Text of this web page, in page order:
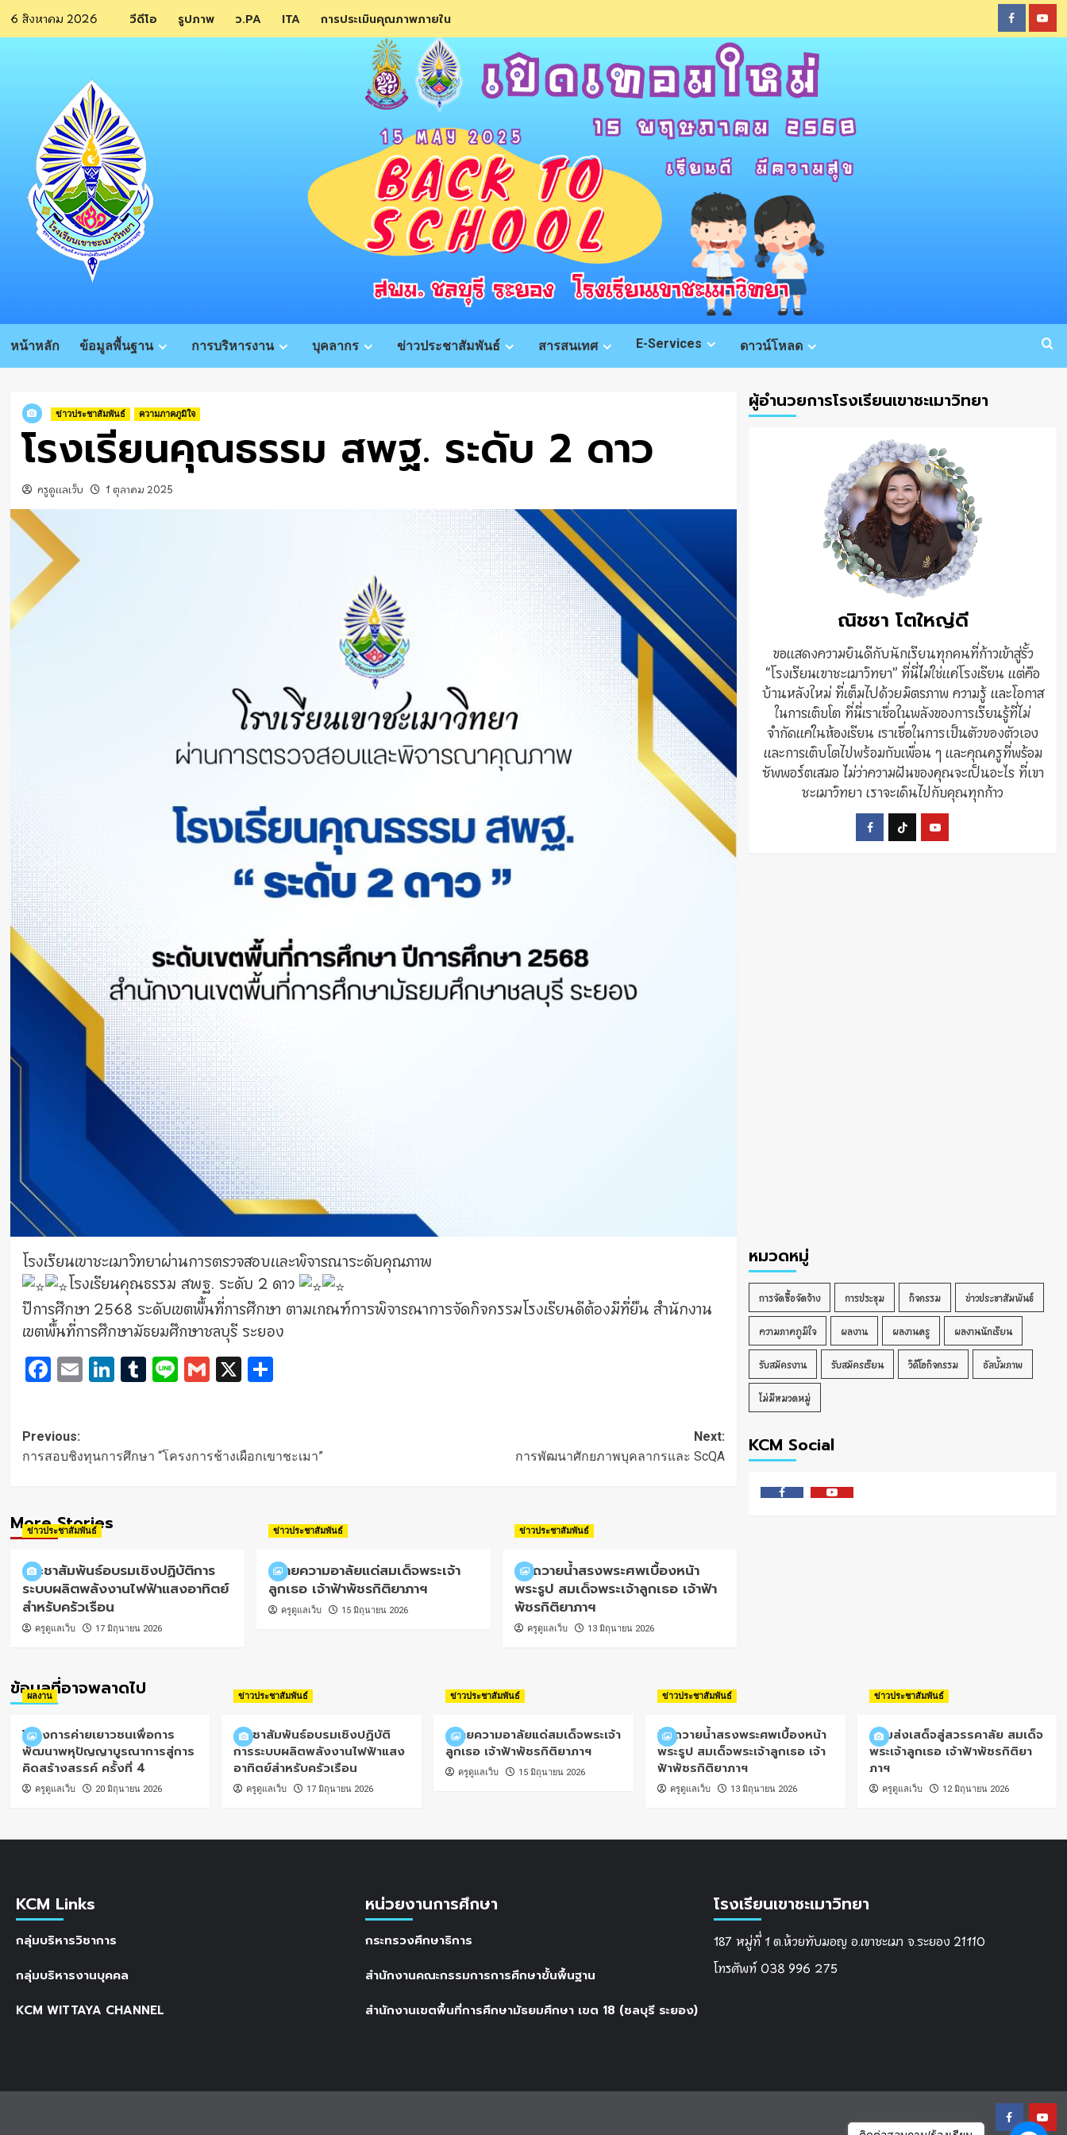
Skip
6 สิงหาคม 2026 วีดีโอ รูปภาพ ว.PA ITA การประเมินคุณภาพภายใน
หน้าหลัก ข้อมูลพื้นฐาน การบริหารงาน บุคลากร ข่าวประชาสัมพันธ์ สารสนเทศ E-Services ดาวน์โหลด
ข่าวประชาสัมพันธ์ ความภาคภูมิใจ
โรงเรียนคุณธรรม สพฐ. ระดับ 2 ดาว
ครูดูแลเว็บ 1 ตุลาคม 2025
โรงเรียนเขาชะเมาวิทยาผ่านการตรวจสอบและพิจารณาระดับคุณภาพ
โรงเรียนคุณธรรม สพฐ. ระดับ 2 ดาว
ปีการศึกษา 2568 ระดับเขตพื้นที่การศึกษา ตามเกณฑ์การพิจารณาการจัดกิจกรรมโรงเรียนดีต้องมีที่ยืน สำนักงาน
เขตพื้นที่การศึกษามัธยมศึกษาชลบุรี ระยอง
Facebook
Email
LinkedIn
Tumblr
LineGmail
X Share
Post
navigation
Previous:
การสอบชิงทุนการศึกษา “โครงการช้างเผือกเขาชะเมา”
Next:
การพัฒนาศักยภาพบุคลากรและ ScQA
More Stories
ข่าวประชาสัมพันธ์
ประชาสัมพันธ์อบรมเชิงปฏิบัติการ
ระบบผลิตพลังงานไฟฟ้าแสงอาทิตย์
สำหรับครัวเรือน
ครูดูแลเว็บ 17 มิถุนายน 2026
ข่าวประชาสัมพันธ์
ถวายความอาลัยแด่สมเด็จพระเจ้า
ลูกเธอ เจ้าฟ้าพัชรกิติยาภาฯ
ครูดูแลเว็บ 15 มิถุนายน 2026
ข่าวประชาสัมพันธ์
พิธีถวายน้ำสรงพระศพเบื้องหน้า
พระรูป สมเด็จพระเจ้าลูกเธอ เจ้าฟ้า
พัชรกิติยาภาฯ
ครูดูแลเว็บ 13 มิถุนายน 2026
ผู้อำนวยการโรงเรียนเขาชะเมาวิทยา
ณิชชา โตใหญ่ดี
ขอแสดงความยินดีกับนักเรียนทุกคนที่ก้าวเข้าสู่รั้ว
“โรงเรียนเขาชะเมาวิทยา” ที่นี่ไม่ใช่แค่โรงเรียน แต่คือ
บ้านหลังใหม่ ที่เต็มไปด้วยมิตรภาพ ความรู้ และโอกาส
ในการเติบโต ที่นี่เราเชื่อในพลังของการเรียนรู้ที่ไม่
จำกัดแค่ในห้องเรียน เราเชื่อในการเป็นตัวของตัวเอง
และการเติบโตไปพร้อมกับเพื่อน ๆ และคุณครูที่พร้อม
ซัพพอร์ตเสมอ ไม่ว่าความฝันของคุณจะเป็นอะไร ที่เขา
ชะเมาวิทยา เราจะเดินไปกับคุณทุกก้าว
หมวดหมู่
การจัดซื้อจัดจ้าง การประชุม กิจกรรม ข่าวประชาสัมพันธ์
ความภาคภูมิใจ ผลงาน ผลงานครู ผลงานนักเรียน
รับสมัครงาน รับสมัครเรียน วิดีโอกิจกรรม อัลบั้มภาพ
ไม่มีหมวดหมู่
KCM Social
FacebookYoutube
ข้อมูลที่อาจพลาดไป
ผลงาน
โครงการค่ายเยาวชนเพื่อการ
พัฒนาพหุปัญญาบูรณาการสู่การ
คิดสร้างสรรค์ ครั้งที่ 4
ครูดูแลเว็บ 20 มิถุนายน 2026
ข่าวประชาสัมพันธ์
ประชาสัมพันธ์อบรมเชิงปฏิบัติ
การระบบผลิตพลังงานไฟฟ้าแสง
อาทิตย์สำหรับครัวเรือน
ครูดูแลเว็บ 17 มิถุนายน 2026
ข่าวประชาสัมพันธ์
ถวายความอาลัยแด่สมเด็จพระเจ้า
ลูกเธอ เจ้าฟ้าพัชรกิติยาภาฯ
ครูดูแลเว็บ 15 มิถุนายน 2026
ข่าวประชาสัมพันธ์
พิธีถวายน้ำสรงพระศพเบื้องหน้า
พระรูป สมเด็จพระเจ้าลูกเธอ เจ้า
ฟ้าพัชรกิติยาภาฯ
ครูดูแลเว็บ 13 มิถุนายน 2026
ข่าวประชาสัมพันธ์
น้อมส่งเสด็จสู่สวรรคาลัย สมเด็จ
พระเจ้าลูกเธอ เจ้าฟ้าพัชรกิติยา
ภาฯ
ครูดูแลเว็บ 12 มิถุนายน 2026
KCM Links
กลุ่มบริหารวิชาการ
กลุ่มบริหารงานบุคคล
KCM WITTAYA CHANNEL
หน่วยงานการศึกษา
กระทรวงศึกษาธิการ
สำนักงานคณะกรรมการการศึกษาขั้นพื้นฐาน
สำนักงานเขตพื้นที่การศึกษามัธยมศึกษา เขต 18 (ชลบุรี ระยอง)
โรงเรียนเขาชะเมาวิทยา
187 หมู่ที่ 1 ต.ห้วยทับมอญ อ.เขาชะเมา จ.ระยอง 21110
โทรศัพท์ 038 996 275
Facebook